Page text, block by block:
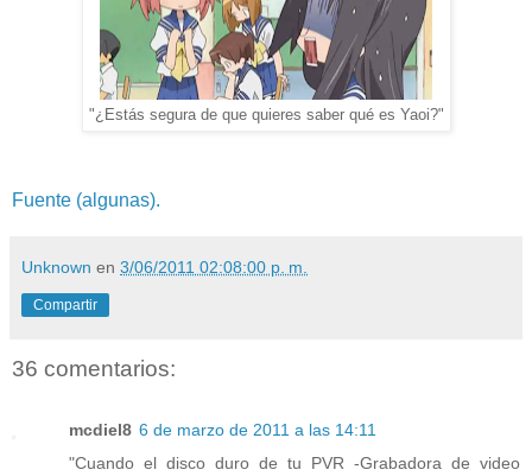
"¿Estás segura de que quieres saber qué es Yaoi?"
Fuente (algunas).
Unknown en 3/06/2011 02:08:00 p. m.
Compartir
36 comentarios:
mcdiel8 6 de marzo de 2011 a las 14:11
"Cuando el disco duro de tu PVR -Grabadora de video